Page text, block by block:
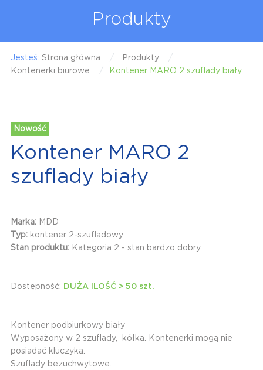
Produkty
Jesteś: Strona główna
Produkty
Kontenerki biurowe
Kontener MARO 2 szuflady biały
Nowość
Kontener MARO 2
szuflady biały
Marka: MDD
Typ: kontener 2-szufladowy
Stan produktu: Kategoria 2 - stan bardzo dobry
Dostępność: DUŻA ILOŚĆ > 50 szt.
Kontener podbiurkowy biały
Wyposażony w 2 szuflady, kółka. Kontenerki mogą nie
posiadać kluczyka.
Szuflady bezuchwytowe.